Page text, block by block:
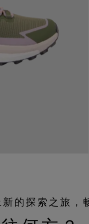
新的探索之旅，